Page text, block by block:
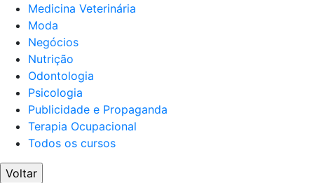
Medicina Veterinária
Moda
Negócios
Nutrição
Odontologia
Psicologia
Publicidade e Propaganda
Terapia Ocupacional
Todos os cursos
Voltar